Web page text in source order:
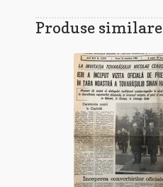
Produse similare